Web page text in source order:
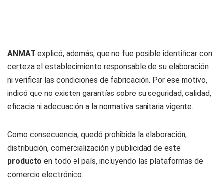
ANMAT explicó, además, que no fue posible identificar con
certeza el establecimiento responsable de su elaboración
ni verificar las condiciones de fabricación. Por ese motivo,
indicó que no existen garantías sobre su seguridad, calidad,
eficacia ni adecuación a la normativa sanitaria vigente.
Como consecuencia, quedó prohibida la elaboración,
distribución, comercialización y publicidad de este
producto en todo el país, incluyendo las plataformas de
comercio electrónico.